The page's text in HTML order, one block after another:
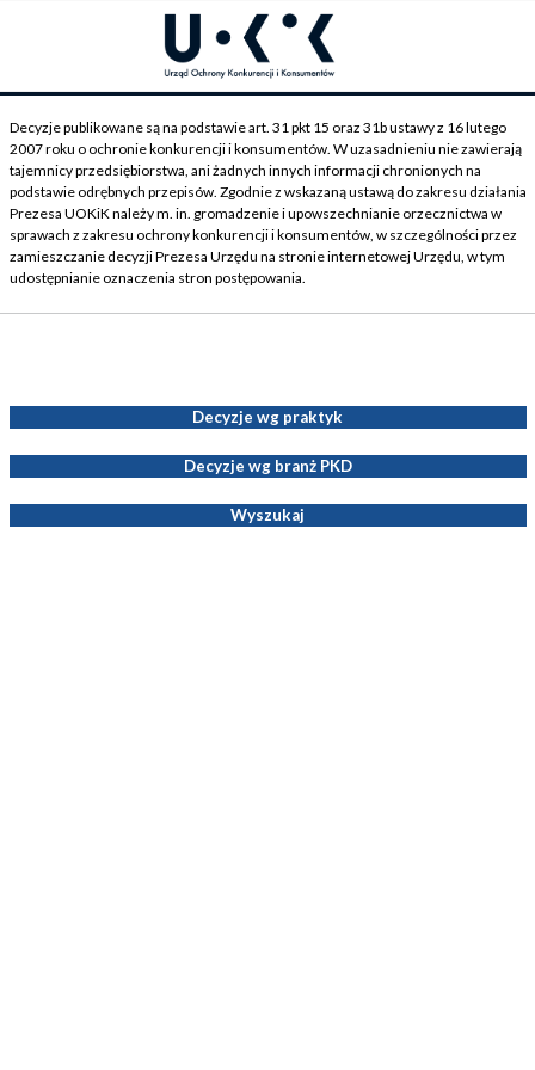
Decyzje publikowane są na podstawie art. 31 pkt 15 oraz 31b ustawy z 16 lutego
2007 roku o ochronie konkurencji i konsumentów. W uzasadnieniu nie zawierają
tajemnicy przedsiębiorstwa, ani żadnych innych informacji chronionych na
podstawie odrębnych przepisów. Zgodnie z wskazaną ustawą do zakresu działania
Prezesa UOKiK należy m. in. gromadzenie i upowszechnianie orzecznictwa w
sprawach z zakresu ochrony konkurencji i konsumentów, w szczególności przez
zamieszczanie decyzji Prezesa Urzędu na stronie internetowej Urzędu, w tym
udostępnianie oznaczenia stron postępowania.
Decyzje wg praktyk
Decyzje wg branż PKD
Wyszukaj